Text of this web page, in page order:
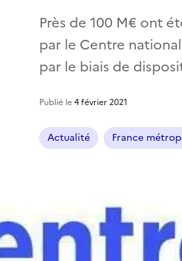
Près de 100 M€ ont
par le Centre
par le biais de
Publié le4 février 2021
Actualité France